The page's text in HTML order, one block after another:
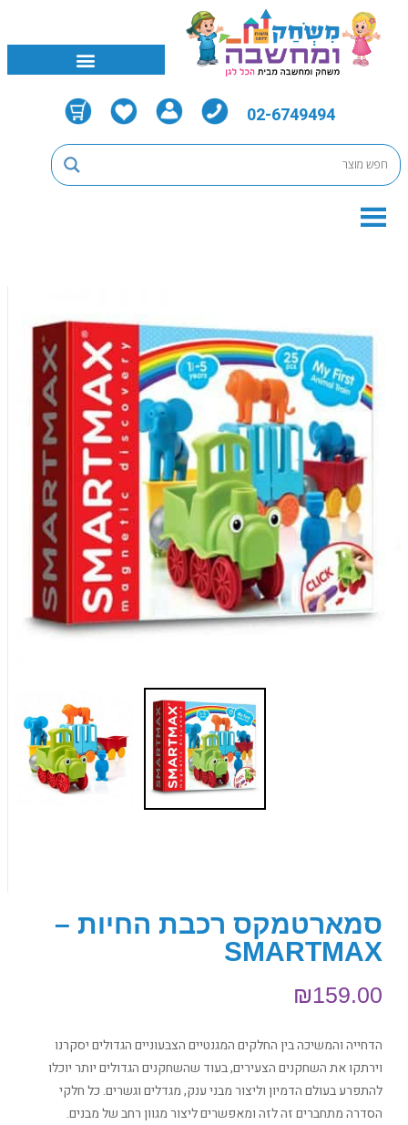
02-6749494
סמארטמקס רכבת החיות –
SMARTMAX
₪159.00
הדחייה והמשיכה בין החלקים המגנטיים הצבעוניים הגדולים יסקרנו
וירתקו את השחקנים הצעירים, בעוד שהשחקנים הגדולים יותר יוכלו
להתפרע בעולם הדמיון וליצור מבני ענק, מגדלים וגשרים. כל חלקי
הסדרה מתחברים זה לזה ומאפשרים ליצור מגוון רחב של מבנים.